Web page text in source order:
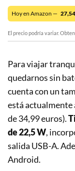
Hoy en Amazon — 27,54
El precio podría variar.
Para viajar
quedarnos sin
cuenta con un
está actualmente
de 34,99 euros).
de 22,5 W,
salida USB-A.
Android.